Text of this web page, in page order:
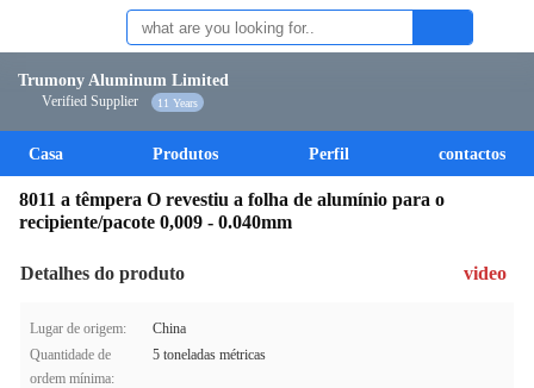
Trumony Aluminum Limited
Verified Supplier 11 Years
Casa Produtos Perfil contactos
8011 a têmpera O revestiu a folha de alumínio para o
recipiente/pacote 0,009 - 0.040mm
Detalhes do produto video
Lugar de origem:
China
Quantidade de
ordem mínima:
5 toneladas métricas